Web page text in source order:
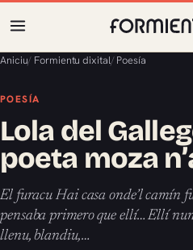
Aniciu/ Formientu dixital/ Poesía
POESÍA
Lola del
poeta moza
El furacu Hai casa onde’l camín
pensaba primero que ellí… Ellí
llenu, blandiu,…